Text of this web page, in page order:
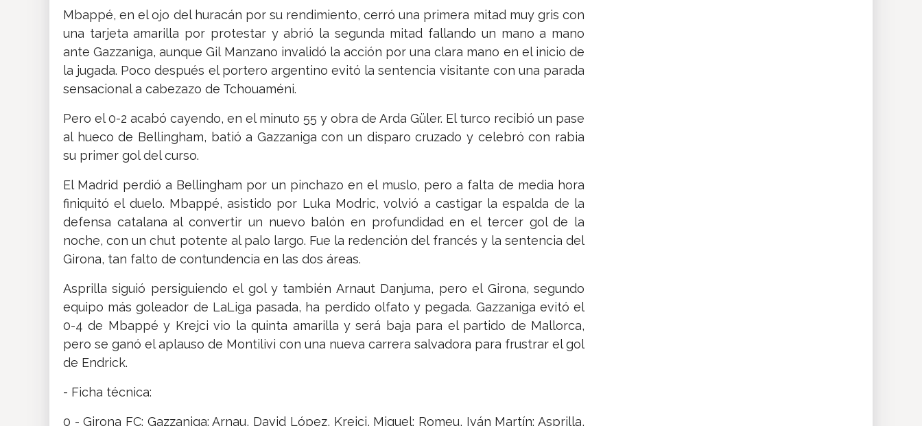
Mbappé, en el ojo del huracán por su rendimiento, cerró una primera mitad muy gris con
una tarjeta amarilla por protestar y abrió la segunda mitad fallando un mano a mano
ante Gazzaniga, aunque Gil Manzano invalidó la acción por una clara mano en el inicio de
la jugada. Poco después el portero argentino evitó la sentencia visitante con una parada
sensacional a cabezazo de Tchouaméni.
Pero el 0-2 acabó cayendo, en el minuto 55 y obra de Arda Güler. El turco recibió un pase
al hueco de Bellingham, batió a Gazzaniga con un disparo cruzado y celebró con rabia
su primer gol del curso.
El Madrid perdió a Bellingham por un pinchazo en el muslo, pero a falta de media hora
finiquitó el duelo. Mbappé, asistido por Luka Modric, volvió a castigar la espalda de la
defensa catalana al convertir un nuevo balón en profundidad en el tercer gol de la
noche, con un chut potente al palo largo. Fue la redención del francés y la sentencia del
Girona, tan falto de contundencia en las dos áreas.
Asprilla siguió persiguiendo el gol y también Arnaut Danjuma, pero el Girona, segundo
equipo más goleador de LaLiga pasada, ha perdido olfato y pegada. Gazzaniga evitó el
0-4 de Mbappé y Krejci vio la quinta amarilla y será baja para el partido de Mallorca,
pero se ganó el aplauso de Montilivi con una nueva carrera salvadora para frustrar el gol
de Endrick.
- Ficha técnica:
0 - Girona FC: Gazzaniga; Arnau, David López, Krejci, Miguel; Romeu, Iván Martín; Asprilla,